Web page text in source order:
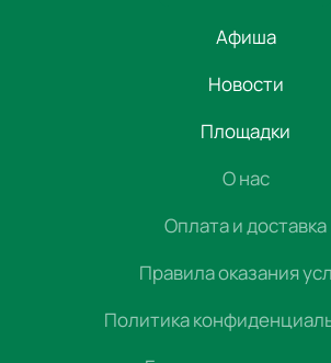
Афиша
Новости
Площадки
О нас
Оплата и доставка
Правила оказания
Политика